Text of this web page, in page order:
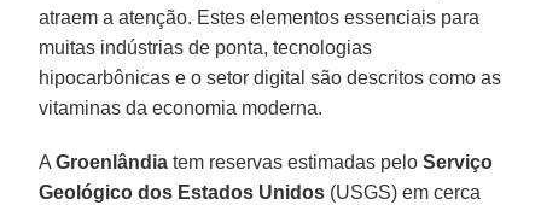
atraem a atenção. Estes elementos essenciais para
muitas indústrias de ponta, tecnologias
hipocarbônicas e o setor digital são descritos como as
vitaminas da economia moderna.
AGroenlândia tem reservas estimadas peloServiço
Geológico dos Estados Unidos (USGS) em cerca